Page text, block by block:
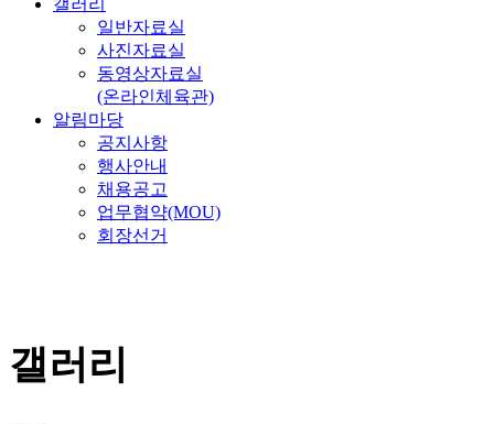
갤러리
일반자료실
사진자료실
동영상자료실
(온라인체육관)
알림마당
공지사항
행사안내
채용공고
업무협약(MOU)
회장선거
갤러리